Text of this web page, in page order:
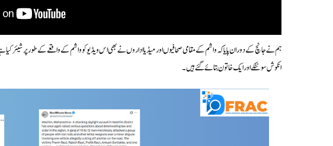
ہم نے جانچ کے دوران پایا کہ واشم کے مقامی صحافیوں اور میڈیا اداروں نے بھی اس ویڈیو کو واشم کے واقعے کے طور پر
انکوش سونٹکے اور ایک خاتون بتائے گئے ہیں۔